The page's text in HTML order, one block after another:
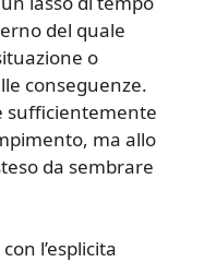
del quale
o
conseguenze.
sufficientemente
ma allo
da sembrare
l’esplicita